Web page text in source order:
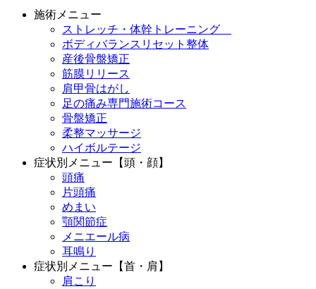
施術メニュー
ストレッチ・体幹トレーニング
ボディバランスリセット整体
産後骨盤矯正
筋膜リリース
肩甲骨はがし
足の痛み専門施術コース
骨盤矯正
柔整マッサージ
ハイボルテージ
症状別メニュー【頭・顔】
頭痛
片頭痛
めまい
顎関節症
メニエール病
耳鳴り
症状別メニュー【首・肩】
肩こり